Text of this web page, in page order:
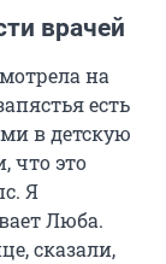
врачей
на
есть
в детскую
что это
Я
Люба.
сказали,